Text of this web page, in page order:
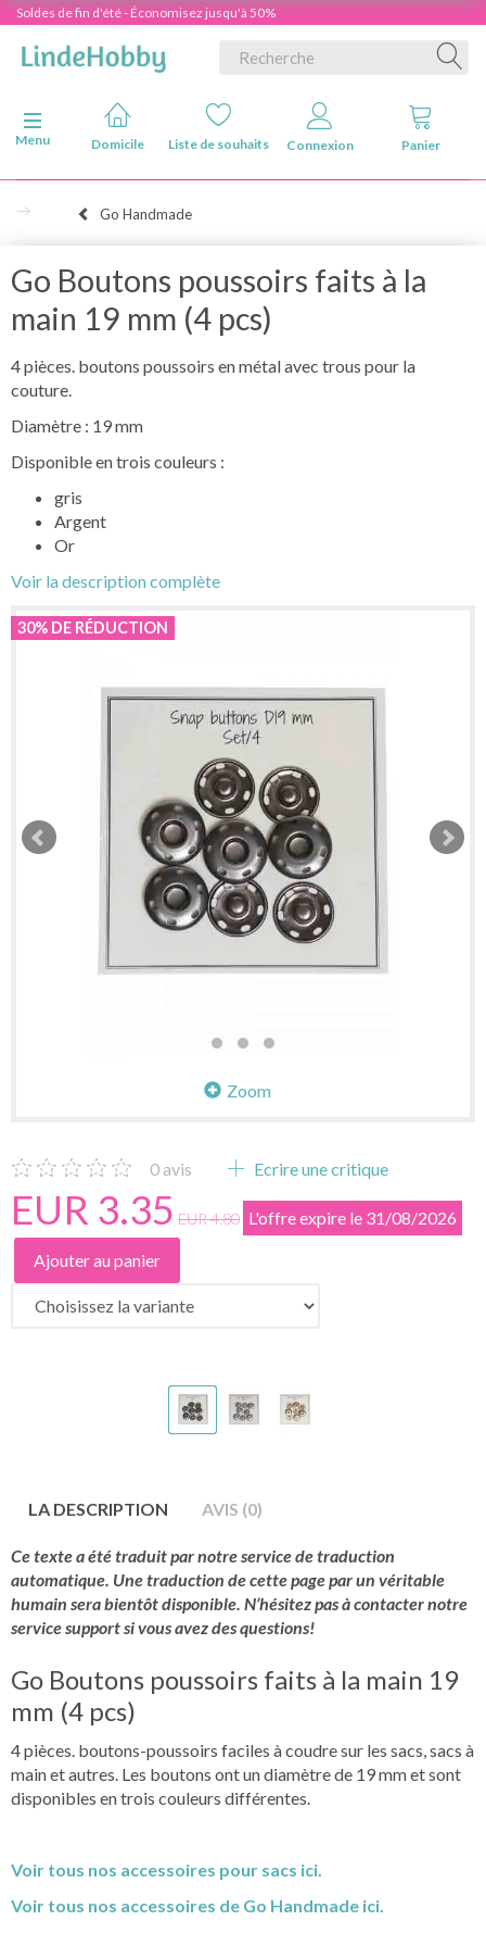
Soldes de fin d'été - Économisez jusqu'à 50%
Basculer la navigation
Menu
Domicile Liste de souhaits Connexion Panier
Go Handmade
Go Boutons poussoirs faits à la
main 19 mm (4 pcs)
4 pièces. boutons poussoirs en métal avec trous pour la
couture.
Diamètre : 19 mm
Disponible en trois couleurs :
gris
Argent
Or
Voir la description complète
30% DE RÉDUCTION
Zoom
0 avis Ecrire une critique
EUR 3.35 EUR 4.80 L'offre expire le 31/08/2026
Ajouter au panier
LA DESCRIPTION AVIS (0)
Ce texte a été traduit par notre service de traduction
automatique. Une traduction de cette page par un véritable
humain sera bientôt disponible. N’hésitez pas à contacter notre
service support si vous avez des questions!
Go Boutons poussoirs faits à la main 19
mm (4 pcs)
4 pièces. boutons-poussoirs faciles à coudre sur les sacs, sacs à
main et autres. Les boutons ont un diamètre de 19 mm et sont
disponibles en trois couleurs différentes.
Voir tous nos accessoires pour sacs ici.
Voir tous nos accessoires de Go Handmade ici.